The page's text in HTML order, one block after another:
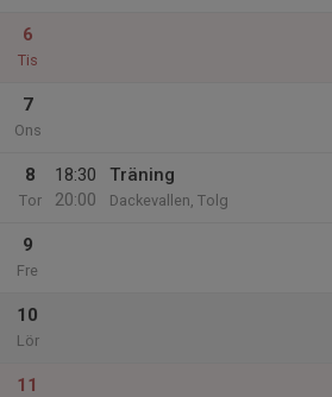
6
Tis
7
Ons
8
Tor
18:30
20:00
Träning
Dackevallen, Tolg
9
Fre
10
Lör
11